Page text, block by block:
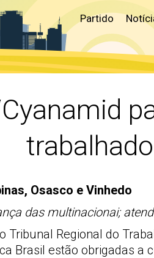
Partido
Osasco e Vinhedo
das multinacionai;
Regional do
Brasil estão obrigadas